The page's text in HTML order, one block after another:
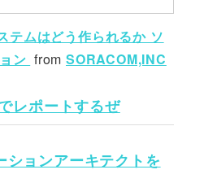
ムはどう作られるか ソ
ン fromSORACOM,INC
レポートするぜ
ョンアーキテクトを